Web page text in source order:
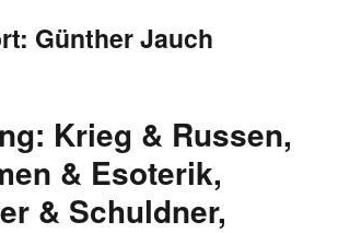
Günther Jauch
Krieg & Russen,
& Esoterik,
& Schuldner,